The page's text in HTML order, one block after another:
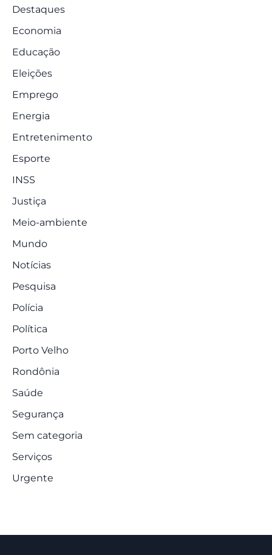
Destaques
Economia
Educação
Eleições
Emprego
Energia
Entretenimento
Esporte
INSS
Justiça
Meio-ambiente
Mundo
Notícias
Pesquisa
Polícia
Política
Porto Velho
Rondônia
Saúde
Segurança
Sem categoria
Serviços
Urgente